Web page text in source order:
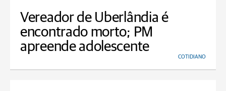
Vereador de Uberlândia é
encontrado morto; PM
apreende adolescente
COTIDIANO